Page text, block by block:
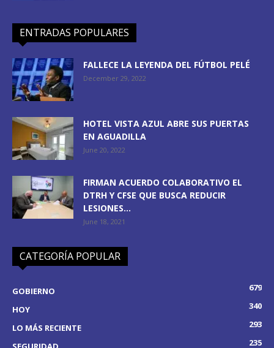
ENTRADAS POPULARES
FALLECE LA LEYENDA DEL FÚTBOL PELÉ
December 29, 2022
HOTEL VISTA AZUL ABRE SUS PUERTAS
EN AGUADILLA
June 20, 2022
FIRMAN ACUERDO COLABORATIVO EL
DTRH Y CFSE QUE BUSCA REDUCIR
LESIONES...
June 18, 2021
CATEGORÍA POPULAR
GOBIERNO
679
HOY
340
LO MÁS RECIENTE
293
235